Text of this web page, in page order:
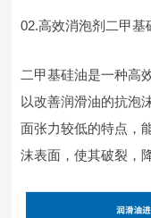
02.高效消泡剂二甲基
二甲基硅油是一种高
以改善润滑油的抗泡
面张力较低的特点，
沫表面，使其破裂，